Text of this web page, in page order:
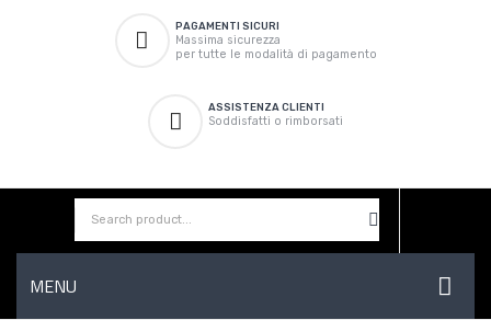
PAGAMENTI SICURI
Massima sicurezza
per tutte le modalità di pagamento
ASSISTENZA CLIENTI
Soddisfatti o rimborsati
MENU